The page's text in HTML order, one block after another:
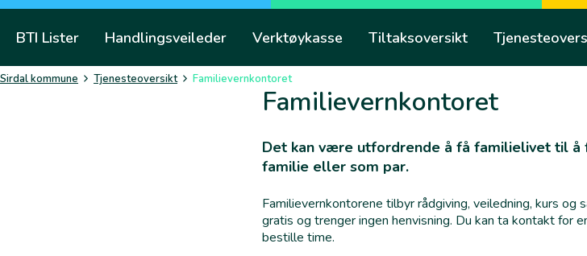
Skip
content
BTI Lister Handlingsveileder Verktøykasse Tiltaksoversikt
Sirdal kommune Tjenesteoversikt Familievernkontoret
Familievernkontoret
Det kan være utfordrende å få familielivet til å
familie eller som par.
Familievernkontorene tilbyr rådgiving, veiledning, kurs og
gratis og trenger ingen henvisning. Du kan ta kontakt for
bestille time.